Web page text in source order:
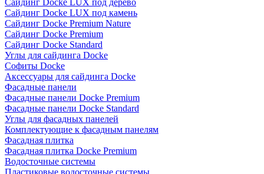
Сайдинг Docke LUX под дерево
Сайдинг Docke LUX под камень
Сайдинг Docke Premium Nature
Сайдинг Docke Premium
Сайдинг Docke Standard
Углы для сайдинга Docke
Софиты Docke
Аксессуары для сайдинга Docke
Фасадные панели
Фасадные панели Docke Premium
Фасадные панели Docke Standard
Углы для фасадных панелей
Комплектующие к фасадным панелям
Фасадная плитка
Фасадная плитка Docke Premium
Водосточные системы
Пластиковые водосточные системы